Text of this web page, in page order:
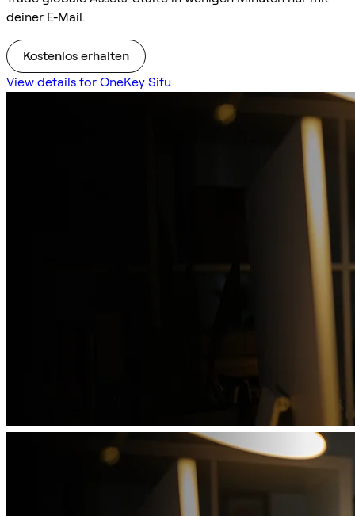
deiner E-Mail.
Kostenlos erhalten
View details for OneKey Sifu